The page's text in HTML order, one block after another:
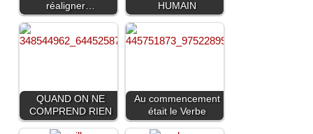
réaligner…
HUMAIN
QUAND ON NE
COMPREND RIEN
Au commencement
était le Verbe